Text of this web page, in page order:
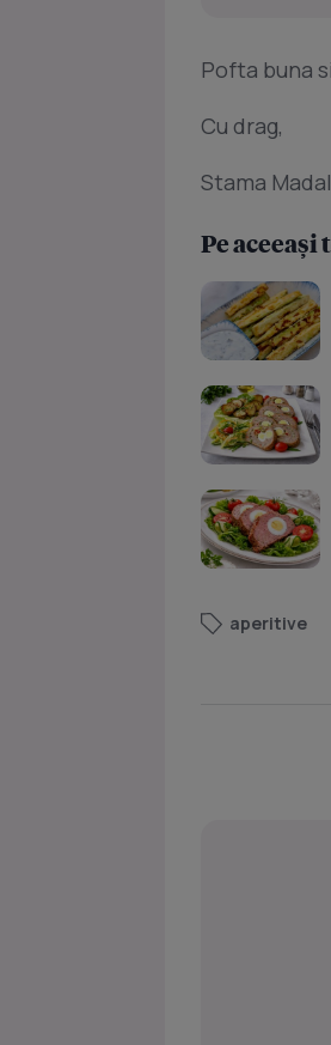
Pofta buna
Cu drag,
Stama
Pe aceeași
aperitive